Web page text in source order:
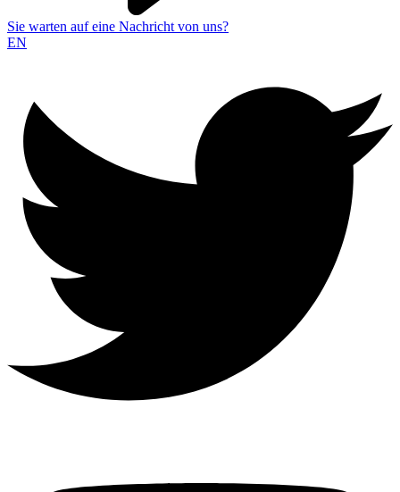
Sie warten auf eine Nachricht von uns?
EN